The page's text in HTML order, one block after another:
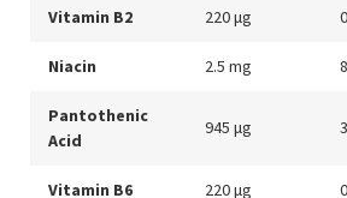
Vitamin B2 220 μg
Niacin 2.5 mg
Pantothenic
Acid
945 μg
Vitamin B6 220 μg